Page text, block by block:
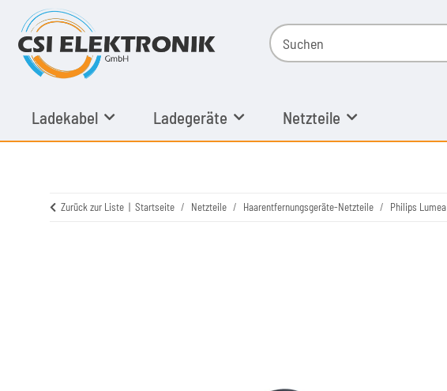
Ladekabel Ladegeräte Netzteile
Zurück zur Liste Startseite Netzteile Haarentfernungsgeräte-Netzteile Philips